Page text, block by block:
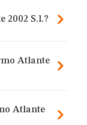
2002 S.l.?
Atlante
Atlante